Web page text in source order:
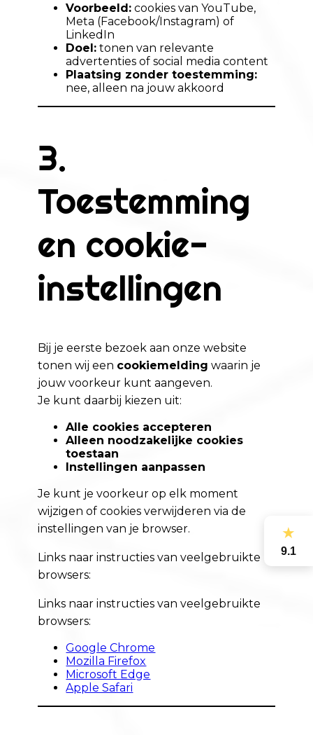
Voorbeeld: cookies van YouTube,
Meta (Facebook/Instagram) of
LinkedIn
Doel: tonen van relevante
advertenties of social media content
Plaatsing zonder toestemming:
nee, alleen na jouw akkoord
3.
Toestemming
en cookie-
instellingen
Bij je eerste bezoek aan onze website
tonen wij een cookiemelding waarin je
jouw voorkeur kunt aangeven.
Je kunt daarbij kiezen uit:
Alle cookies accepteren
Alleen noodzakelijke cookies
toestaan
Instellingen aanpassen
Je kunt je voorkeur op elk moment
wijzigen of cookies verwijderen via de
instellingen van je browser.
Links naar instructies van veelgebruikte
browsers:
Links naar instructies van veelgebruikte
browsers:
Google Chrome
Mozilla Firefox
Microsoft Edge
Apple Safari
★
9.1